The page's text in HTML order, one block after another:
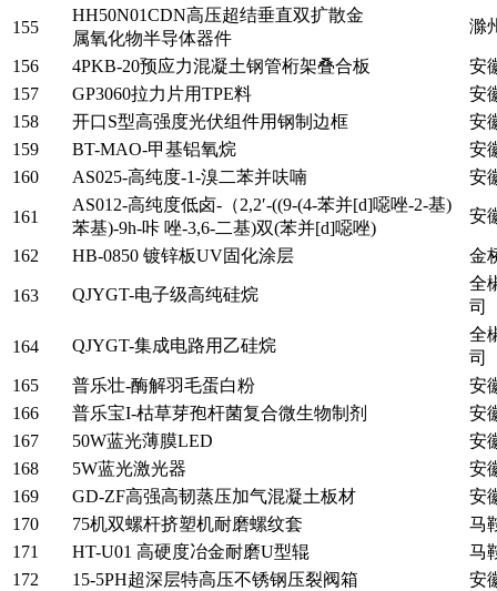
155
HH50N01CDN高压超结垂直双扩散金
属氧化物半导体器件
滁
156 4PKB-20预应力混凝土钢管桁架叠合板
安
157
GP3060拉力片用TPE料
安
158
开口S型高强度光伏组件用钢制边框
安
159
BT-MAO-甲基铝氧烷
安
160
AS025-高纯度-1-溴二苯并呋喃 安
161
AS012-高纯度低卤-（2,2′-((9-(4-苯并[d]噁唑-2-基)
苯基)-9h-咔 唑-3,6-二基)双(苯并[d]噁唑)
安
162 HB-0850 镀锌板UV固化涂层 金
163 QJYGT-电子级高纯硅烷
全
司
164 QJYGT-集成电路用乙硅烷
全
司
165
普乐壮-酶解羽毛蛋白粉
安
166
普乐宝I-枯草芽孢杆菌复合微生物制剂
安
167
50W蓝光薄膜LED
安
168
5W蓝光激光器
安
169
GD-ZF高强高韧蒸压加气混凝土板材
安
170
75机双螺杆挤塑机耐磨螺纹套
马
171
HT-U01 高硬度冶金耐磨U型辊
马
172
15-5PH超深层特高压不锈钢压裂阀箱 安